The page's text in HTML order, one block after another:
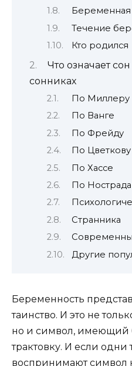
Течение
Кто родился
Что означает
сонниках
По Миллеру
По Ванге
По Фрейду
По Цветкову
По Хассе
По
Странника
Другие
Беременность
таинство. И это не
но и символ, имеющий
трактовку. И если одни
воспринимают символ